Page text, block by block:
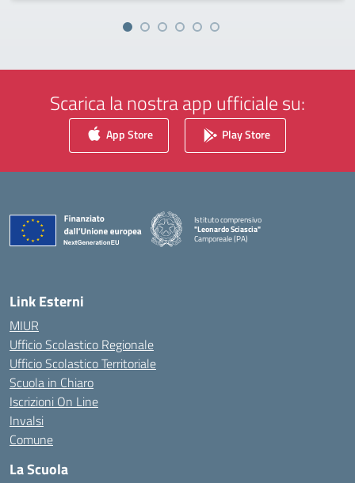
Scarica la nostra app ufficiale su:
App Store Play Store
Istituto comprensivo
"Leonardo Sciascia"
Camporeale (PA)
— Visita la pagina iniziale della scuola
Link Esterni
MIUR
Ufficio Scolastico Regionale
Ufficio Scolastico Territoriale
Scuola in Chiaro
Iscrizioni On Line
Invalsi
Comune
La Scuola